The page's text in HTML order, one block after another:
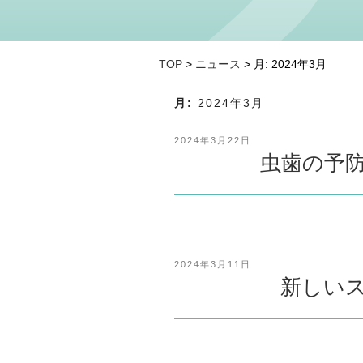
TOP > ニュース > 月: 2024年3月
月: 2024年3月
投
2024年3月22日
虫歯の予
投
2024年3月11日
新しい